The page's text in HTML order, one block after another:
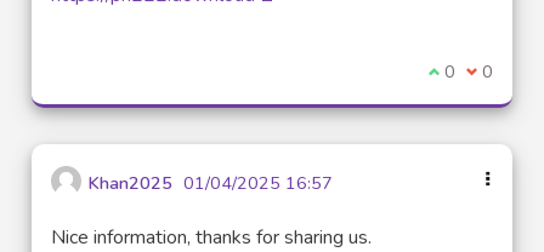
Je suis
0 Je ne
0
Khan2025 01/04/2025 16:57
Nice information, thanks for sharing us.